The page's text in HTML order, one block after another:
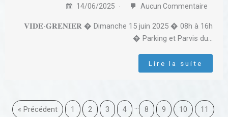
14/06/2025 Aucun Commentaire
𝐕𝐈𝐃𝐄-𝐆𝐑𝐄𝐍𝐈𝐄𝐑 � Dimanche 15 juin 2025 � 08h à 16h
� Parking et Parvis du…
Lire la suite
« Précédent 1 2 3 4 … 8 9 10 11